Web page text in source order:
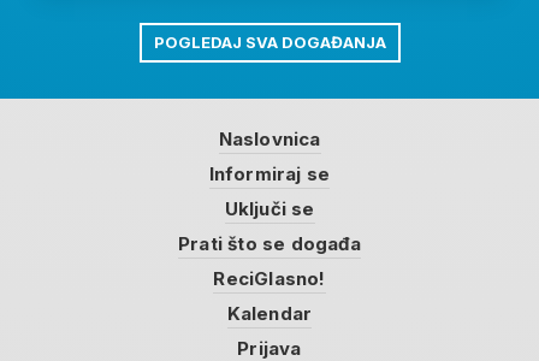
POGLEDAJ SVA DOGAĐANJA
Naslovnica
Informiraj se
Uključi se
Prati što se događa
ReciGlasno!
Kalendar
Prijava